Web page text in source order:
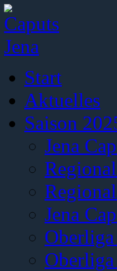
Start
Aktuelles
Saison
Jena
Jena